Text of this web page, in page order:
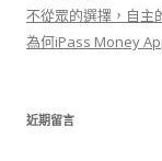
不從眾的選擇，自主
為何iPass Money
近期留言